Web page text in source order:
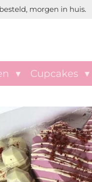
morgen in huis.
Cupcakes